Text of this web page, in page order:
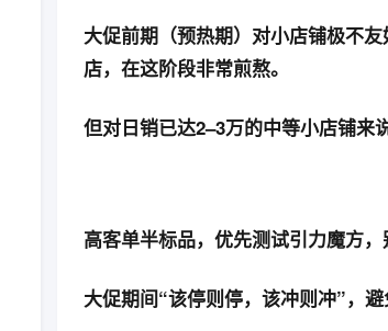
大促前期（预热期）对小店铺极不
店，在这阶段非常煎熬。
但对日销已达2–3万的中等小店铺
高客单半标品，优先测试引力魔方
大促期间“该停则停，该冲则冲”，避